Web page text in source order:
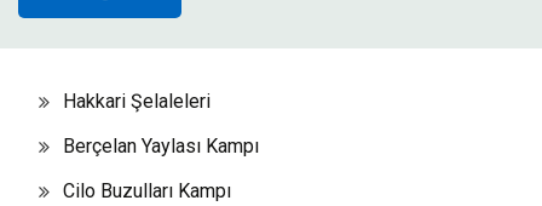
Hakkari Şelaleleri
Berçelan Yaylası Kampı
Cilo Buzulları Kampı